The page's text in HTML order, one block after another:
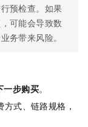
预检查。如果
可能会导致数
务带来风险。
一步购买。
式、链路规格，